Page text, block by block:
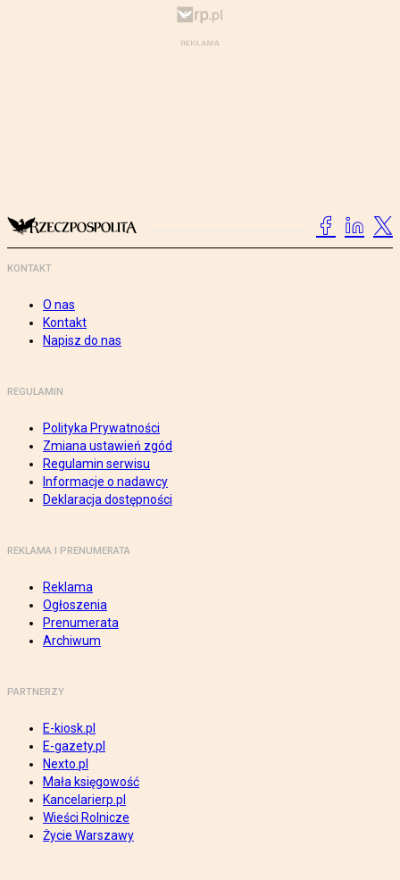
KONTAKT
O nas
Kontakt
Napisz do nas
REGULAMIN
Polityka Prywatności
Zmiana ustawień zgód
Regulamin serwisu
Informacje o nadawcy
Deklaracja dostępności
REKLAMA I PRENUMERATA
Reklama
Ogłoszenia
Prenumerata
Archiwum
PARTNERZY
E-kiosk.pl
E-gazety.pl
Nexto.pl
Mała księgowość
Kancelarierp.pl
Wieści Rolnicze
Życie Warszawy